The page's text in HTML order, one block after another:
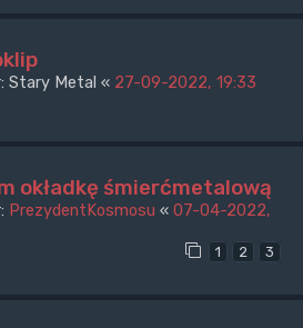
Stary Metal « 27-09-2022, 19:33
okładkę śmierćmetalową
PrezydentKosmosu « 07-04-2022,
1 2 3